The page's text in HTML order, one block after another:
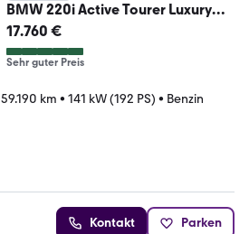
BMW 220i Active Tourer Luxury
Line LED Klima
17.760 €
Sehr guter Preis
59.190 km • 141 kW (192 PS) • Benzin
Kontakt Parken